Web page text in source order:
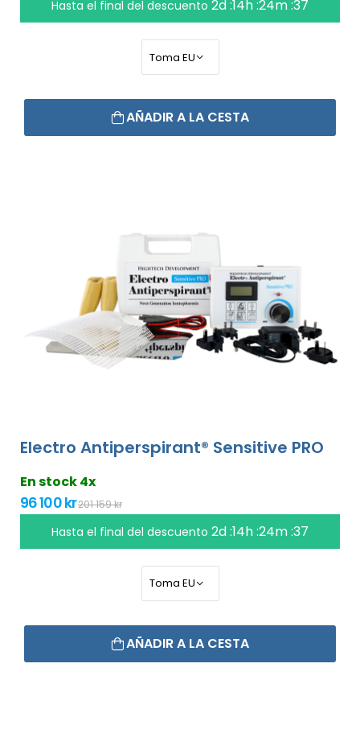
Hasta el final del descuento 2d :14h :24m :36
AÑADIR A LA CESTA
Electro Antiperspirant® Sensitive PRO
En stock 4x
96 100 kr201 159 kr
Hasta el final del descuento 2d :14h :24m :36
AÑADIR A LA CESTA